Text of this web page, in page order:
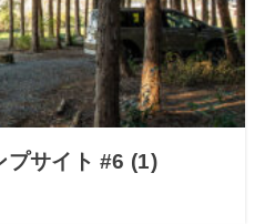
サイト #6 (1)